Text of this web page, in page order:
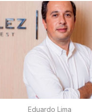
Eduardo Lima